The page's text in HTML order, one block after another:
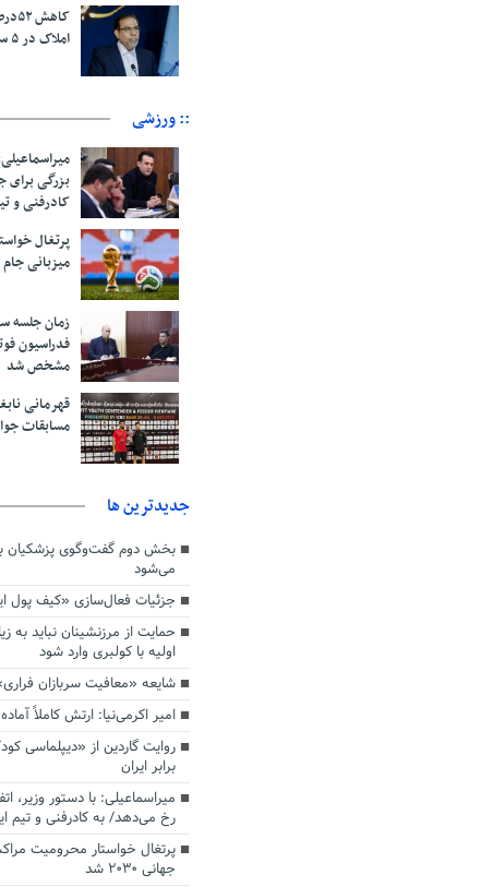
املاک در ۵ سال گذشته
:: ورزشی
بزرگی
کادرفنی و
پرتغال
میزبانی جام
زمان جلسه
فدراسیون
مشخص شد
قهرمانی
مسابقات
جديدترين ها
بخش دوم گفت‌وگوی
می‌شود
جزئیات فعال‌سازی «کیف پول
حمایت از مرزنشینان نباید به
اولیه با کولبری وارد شود
شایعه «معافیت سربازان
امیر اکرمی‌نیا: ارتش کاملاً
روایت گاردین از «دیپلماسی
برابر ایران
میراسماعیلی: با دستور وزیر،
رخ می‌دهد/ به کادرفنی و تیم
پرتغال خواستار محرومیت
جهانی ۲۰۳۰ شد